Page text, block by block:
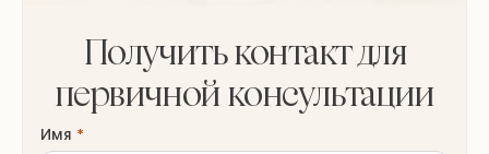
Получить контакт для
первичной консультации
Имя *